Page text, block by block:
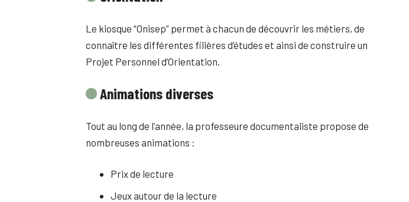
Le kiosque “Onisep” permet à chacun de découvrir les métiers, de
connaître les différentes filières d’études et ainsi de construire un
Projet Personnel d’Orientation.
Animations diverses
Tout au long de l’année, la professeure documentaliste propose de
nombreuses animations :
Prix de lecture
Jeux autour de la lecture